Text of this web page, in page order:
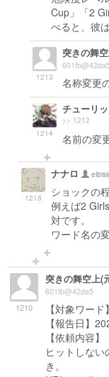
Cup」「2
べると、彼
1213
突きの舞
名称変更
1214
チューリ
>> 1212
名前の変
1218
ナナロ
ショックの
例えば2
対です。
ワード名の
1210
突きの舞空上(
601fb@42da5
【対象ワー
【報告日】
【依頼内容】
ヒットしな
き。